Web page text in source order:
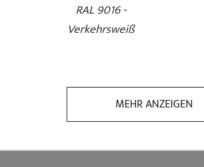
RAL 9016 -
Verkehrsweiß
MEHR ANZEIGEN